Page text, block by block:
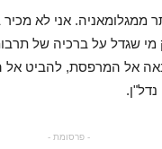
ממגלומאניה. אני לא
שגדל על ברכיה של
אל המרפסת, להביט אל
- פרסומת -